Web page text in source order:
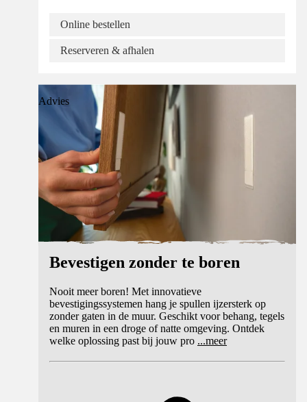
Online bestellen
Reserveren & afhalen
Advies
Bevestigen zonder te boren
Nooit meer boren! Met innovatieve
bevestigingssystemen hang je spullen ijzersterk op
zonder gaten in de muur. Geschikt voor behang, tegels
en muren in een droge of natte omgeving. Ontdek
welke oplossing past bij jouw pro ...meer